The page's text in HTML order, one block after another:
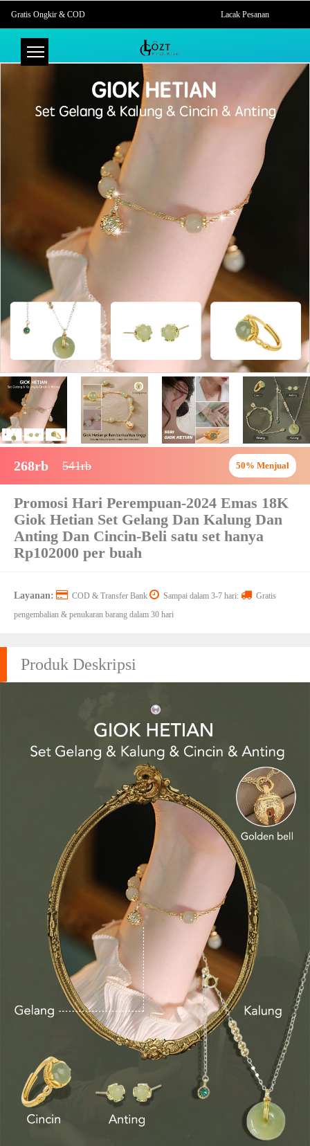
Gratis Ongkir & COD Lacak Pesanan
268rb 541rb 50% Menjual
Promosi Hari Perempuan-2024 Emas 18K
Giok Hetian Set Gelang Dan Kalung Dan
Anting Dan Cincin-Beli satu set hanya
Rp102000 per buah
Layanan: COD & Transfer Bank Sampai dalam 3-7 hari:
Gratis
pengembalian & penukaran barang dalam 30 hari
Produk Deskripsi